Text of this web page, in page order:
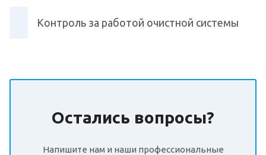
Контроль за работой очистной системы
Остались вопросы?
Напишите нам и наши профессиональные